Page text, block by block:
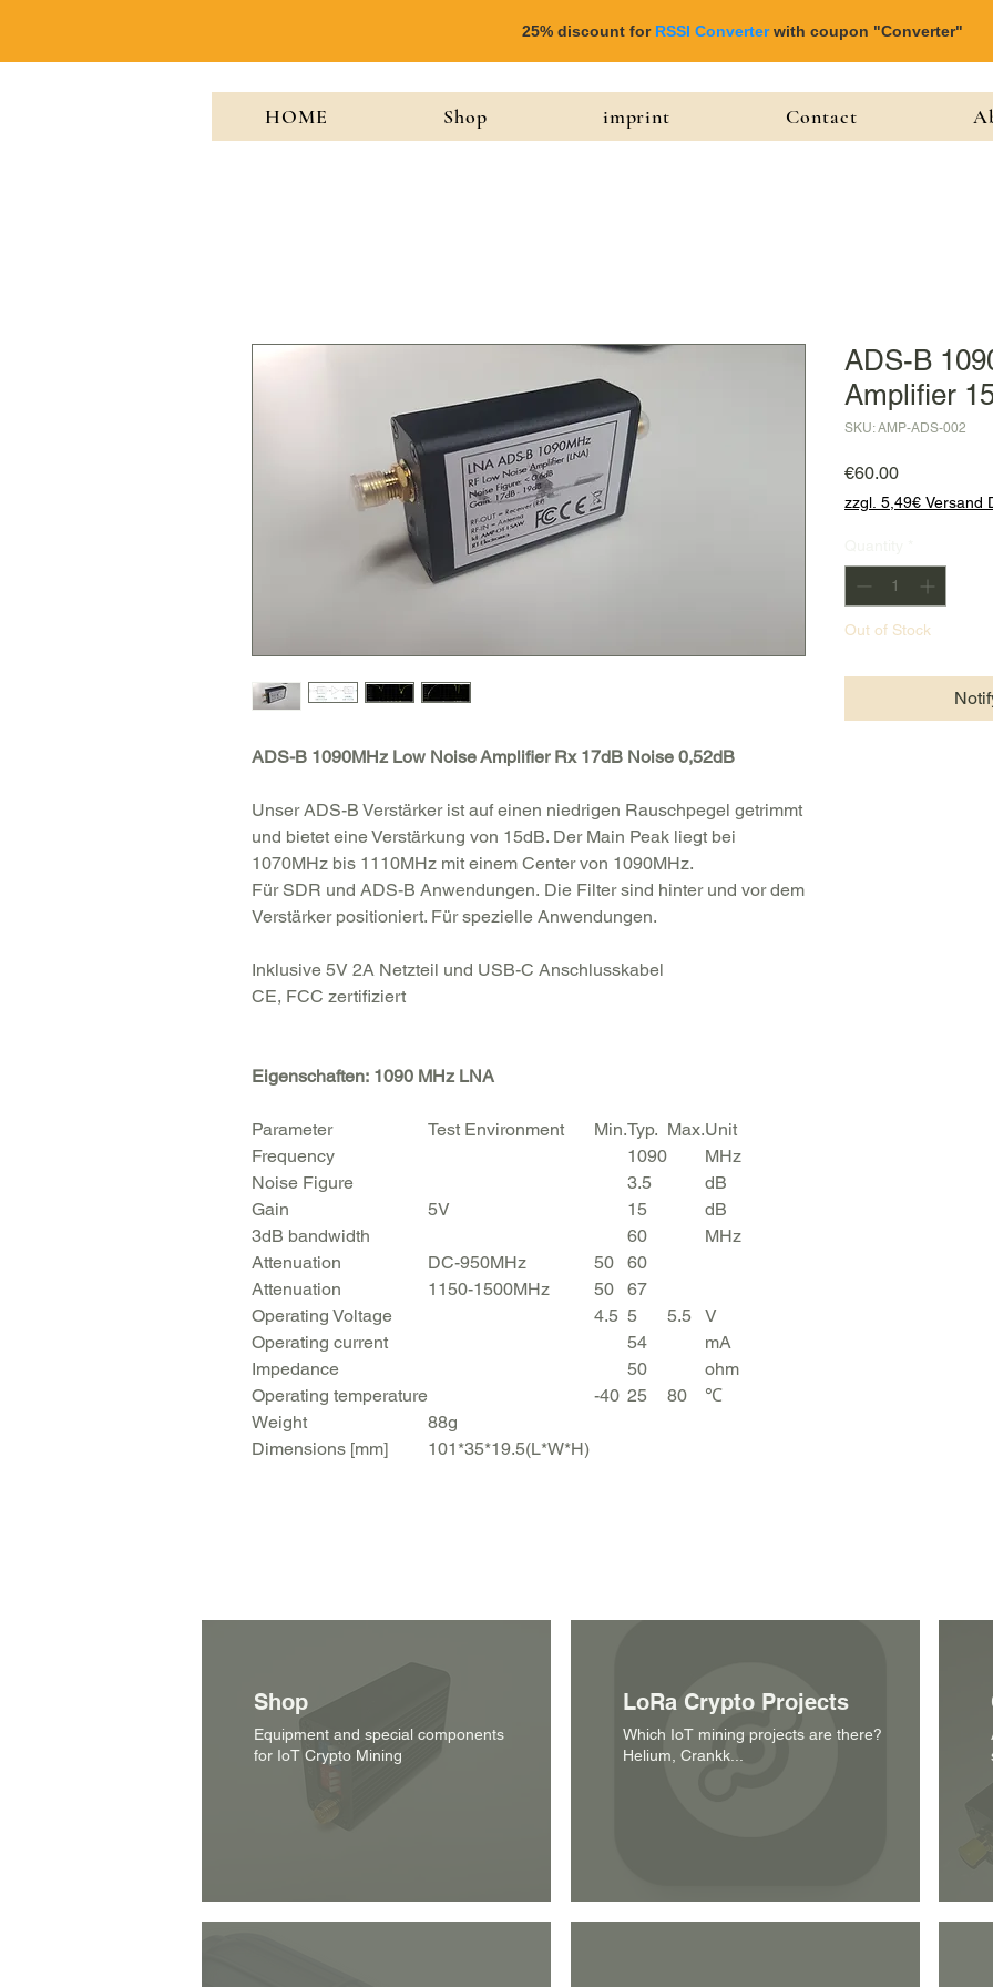
25% discount for RSSI Converterwith coupon "Converter"
HOME Shop imprint Contact
ADS-B 1090MHz Low NoiseAmplifier Rx 17dB Noise 0,52dB
Unser ADS-B Verstärker ist auf einen niedrigen Rauschpegel getrimmt
und bietet eine Verstärkung von 15dB. Der Main Peak liegt bei
1070MHz bis 1110MHz mit einem Center von 1090MHz.
Für SDR und ADS-B Anwendungen. Die Filter sind hinter und vor dem
Verstärker positioniert. Für spezielle Anwendungen.
Inklusive 5V 2A Netzteil und USB-C Anschlusskabel
CE, FCC zertifiziert
Eigenschaften: 1090 MHz LNA
Parameter Test Environment Min.Typ. Max.Unit
Frequency
1090
MHz
Noise Figure 3.5
dB
Gain
5V 15
dB
3dB bandwidth 60
MHz
Attenuation
DC-950MHz 50
60
Attenuation
1150-1500MHz 50
67
Operating Voltage 4.5 5 5.5
V
Operating current 54
mA
Impedance
50
ohm
Operating temperature -40 25 80
℃
Weight
88g
Dimensions [mm]
101*35*19.5(L*W*H)
ADS-B
Amplifier
SKU: AMP-ADS-002
€60.00Price
zzgl. 5,49€ Versand
Out of Stock
Shop
Equipment and special components
for IoT Crypto Mining
LoRa Crypto Projects
Which IoT mining projects are there?
Helium, Crankk...